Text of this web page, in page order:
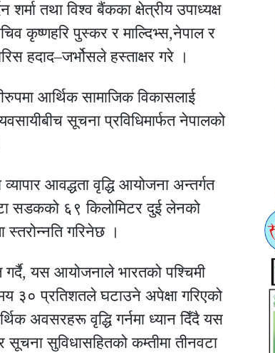
तथा विश्व बैंकका क्षेत्रीय उपाध्यक्ष
कृष्णहरि पुस्कर र माल्दिभ्स,नेपाल र
हदाद–जर्भोसले हस्ताक्षर गरे ।
आर्थिक सामाजिक विकासलाई
सूचना प्रविधिमार्फत नेपालको
आवद्धता वृद्धि आयोजना अन्तर्गत
सडकको ६९ किलोमिटर दुई लेनको
गरिनेछ ।
गर्दै, यस आयोजनाले भारतको पश्चिमी
३० प्रतिशतले घटाउने अपेक्षा गरिएको
अवसरहरू वृद्धि गर्नमा ध्यान दिँदै यस
सुविधासहितको कम्तीमा तीनवटा